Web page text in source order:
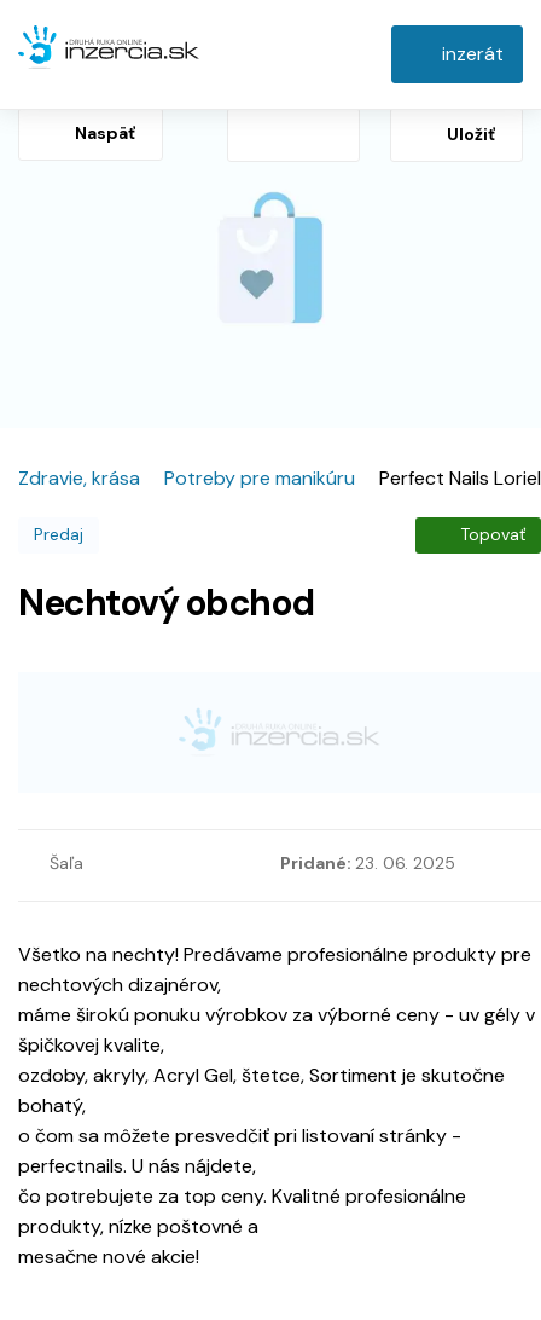
inzerát
Naspäť Uložiť
Zdravie, krása Potreby pre manikúru Perfect Nails Loriel
Predaj Topovať
Nechtový obchod
Šaľa Pridané: 23. 06. 2025
Všetko na nechty! Predávame profesionálne produkty pre
nechtových dizajnérov,
máme širokú ponuku výrobkov za výborné ceny - uv gély v
špičkovej kvalite,
ozdoby, akryly, Acryl Gel, štetce, Sortiment je skutočne
bohatý,
o čom sa môžete presvedčiť pri listovaní stránky -
perfectnails. U nás nájdete,
čo potrebujete za top ceny. Kvalitné profesionálne
produkty, nízke poštovné a
mesačne nové akcie!